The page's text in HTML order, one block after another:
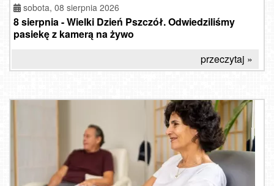
sobota, 08 sierpnia 2026
8 sierpnia - Wielki Dzień Pszczół. Odwiedziliśmy
pasiekę z kamerą na żywo
przeczytaj »